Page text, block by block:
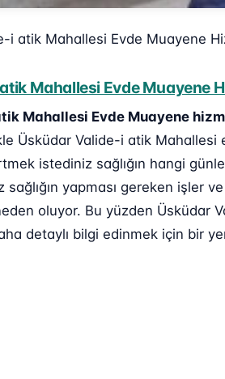
i atik Mahallesi Evde Muayene
Mahallesi Evde Muayene
Mahallesi Evde Muayene
Üsküdar Valide-i atik Mahallesi
istediniz sağlığın hangi
yapması gereken işler
oluyor. Bu yüzden Üsküdar
detaylı bilgi edinmek için bir